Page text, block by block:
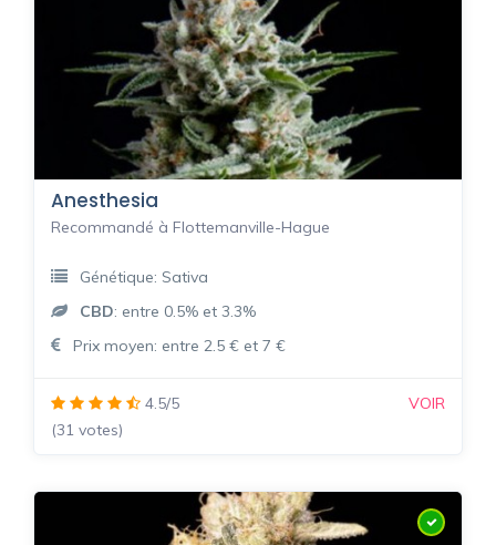
Anesthesia
Recommandé à Flottemanville-Hague
Génétique: Sativa
CBD: entre 0.5% et 3.3%
Prix moyen: entre 2.5 € et 7 €
4.5/5
(31 votes)
VOIR